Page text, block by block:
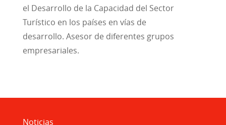
el Desarrollo de la Capacidad del Sector
Turístico en los países en vías de
desarrollo. Asesor de diferentes grupos
empresariales.
Noticias